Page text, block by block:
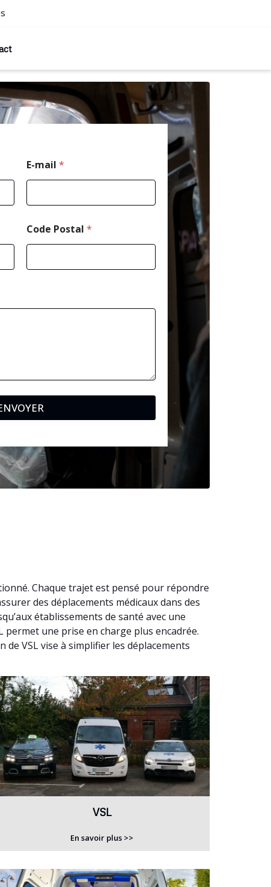
E-mail *
Code Postal *
Chaque trajet est pensé pour répondre
des déplacements médicaux dans des
établissements de santé avec une
une prise en charge plus encadrée.
VSL vise à simplifier les déplacements
VSL
En savoir plus >>